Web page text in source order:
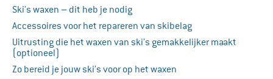
Ski’s waxen – dit heb je nodig
Accessoires voor het repareren van skibelag
Uitrusting die het waxen van ski’s gemakkelijker maakt
(optioneel)
Zo bereid je jouw ski’s voor op het waxen